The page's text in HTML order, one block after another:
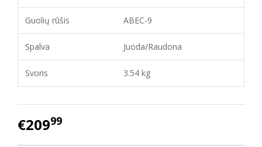
Guolių rūšis ABEC-9
Spalva Juoda/Raudona
Svoris 3.54 kg
€20999